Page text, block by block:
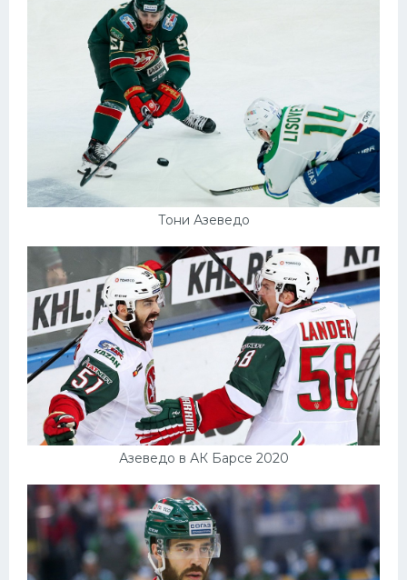
Тони Азеведо
Азеведо в АК Барсе 2020